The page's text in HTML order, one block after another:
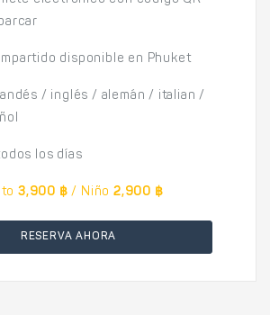
disponible en Phuket
/ inglés / alemán / italian /
los días
3,900 ฿ / Niño 2,900 ฿
RESERVA AHORA